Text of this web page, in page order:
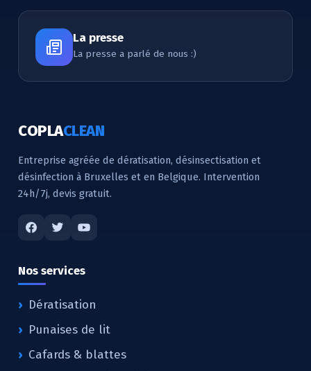
La presse
La presse a parlé de nous :)
COPLACLEAN
Entreprise agréée de dératisation, désinsectisation et
désinfection à Bruxelles et en Belgique. Intervention
24h/7j, devis gratuit.
Nos services
Dératisation
Punaises de lit
Cafards & blattes